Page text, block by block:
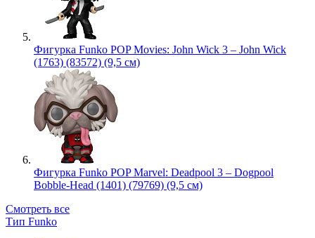
Фигурка Funko POP Movies: John Wick 3 – John Wick
(1763) (83572) (9,5 см)
Фигурка Funko POP Marvel: Deadpool 3 – Dogpool
Bobble-Head (1401) (79769) (9,5 см)
Смотреть все
Тип Funko